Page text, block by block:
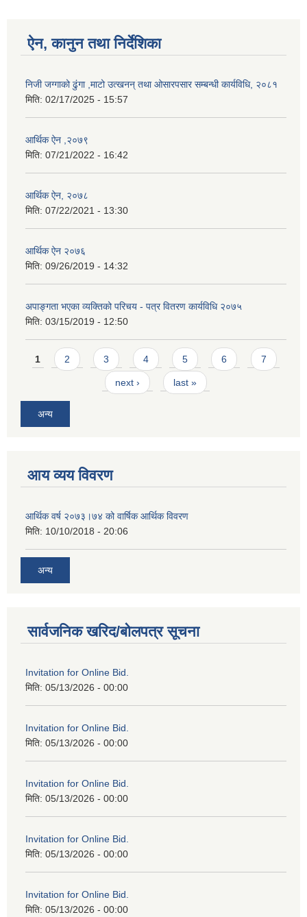
ऐन, कानुन तथा निर्देशिका
निजी जग्गाको ढुंगा ,माटो उत्खनन् तथा ओसारपसार सम्बन्धी कार्यविधि, २०८१
मिति: 02/17/2025 - 15:57
आर्थिक ऐन ,२०७९
मिति: 07/21/2022 - 16:42
आर्थिक ऐन, २०७८
मिति: 07/22/2021 - 13:30
आर्थिक ऐन २०७६
मिति: 09/26/2019 - 14:32
अपाङ्गता भएका व्यक्तिको परिचय - पत्र वितरण कार्यविधि २०७५
मिति: 03/15/2019 - 12:50
Pages
1 2 3 4 5 6 7
next › last »
अन्य
आय व्यय विवरण
आर्थिक वर्ष २०७३।७४ को वार्षिक आर्थिक विवरण
मिति: 10/10/2018 - 20:06
अन्य
सार्वजनिक खरिद/बोलपत्र सूचना
Invitation for Online Bid.
मिति: 05/13/2026 - 00:00
Invitation for Online Bid.
मिति: 05/13/2026 - 00:00
Invitation for Online Bid.
मिति: 05/13/2026 - 00:00
Invitation for Online Bid.
मिति: 05/13/2026 - 00:00
Invitation for Online Bid.
मिति: 05/13/2026 - 00:00